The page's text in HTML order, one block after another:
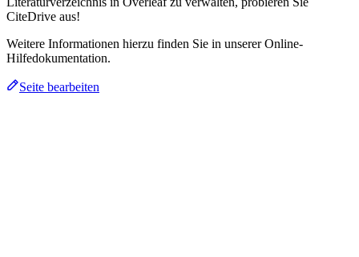
CiteDrive aus!
Weitere Informationen hierzu finden Sie in unserer Online-
Hilfedokumentation.
Seite bearbeiten